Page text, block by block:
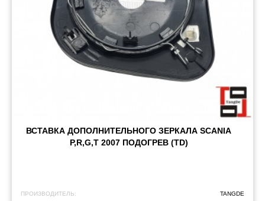
ВСТАВКА ДОПОЛНИТЕЛЬНОГО ЗЕРКАЛА SCANIA
P,R,G,T 2007 ПОДОГРЕВ (TD)
ПРОИЗВОДИТЕЛЬ: TANGDE